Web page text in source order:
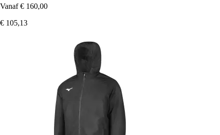
Vanaf € 160,00
€ 105,13